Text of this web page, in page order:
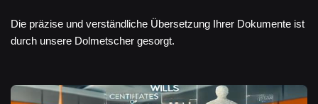
Die präzise und verständliche Übersetzung Ihrer Dokumente ist
durch unsere Dolmetscher gesorgt.